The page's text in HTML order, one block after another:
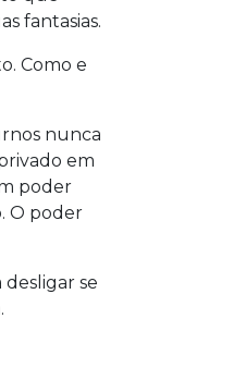
fantasias.
Como e
nunca
em
poder
O poder
se